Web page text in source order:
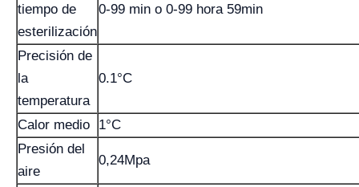
tiempo de
esterilización
0-99 min o 0-99 hora 59min
Precisión de
la
temperatura
0.1°C
Calor medio
1°C
Presión del
aire
0,24Mpa